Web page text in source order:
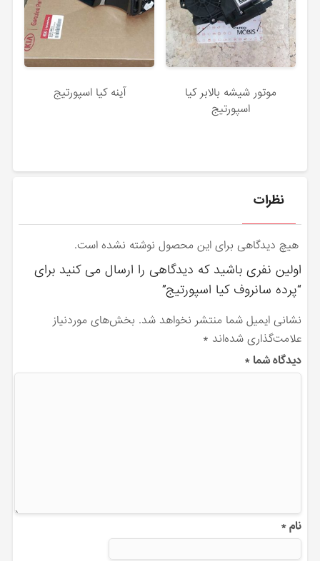
موتور شیشه بالابر کیا
اسپورتیج
آینه کیا اسپورتیج
نظرات
هیچ دیدگاهی برای این محصول نوشته نشده است.
اولین نفری باشید که دیدگاهی را ارسال می کنید برای
“پرده سانروف کیا اسپورتیج”
نشانی ایمیل شما منتشر نخواهد شد. بخش‌های موردنیاز
علامت‌گذاری شده‌اند *
دیدگاه شما*
نام*